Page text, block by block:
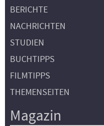
BERICHTE
NACHRICHTEN
STUDIEN
BUCHTIPPS
FILMTIPPS
THEMENSEITEN
Magazin